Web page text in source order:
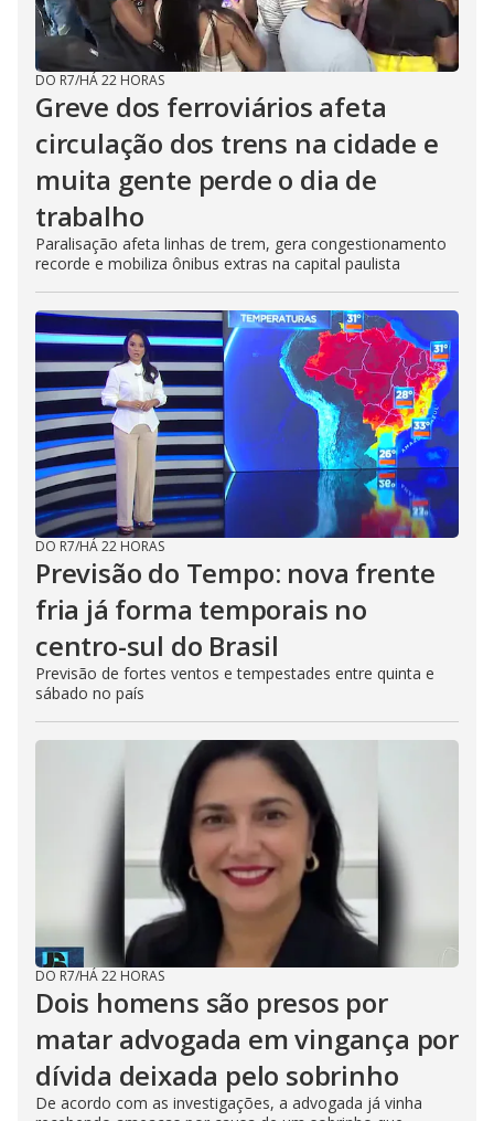
DO R7/HÁ 22 HORAS
Greve dos ferroviários afeta
circulação dos trens na cidade e
muita gente perde o dia de
trabalho
Paralisação afeta linhas de trem, gera congestionamento
recorde e mobiliza ônibus extras na capital paulista
DO R7/HÁ 22 HORAS
Previsão do Tempo: nova frente
fria já forma temporais no
centro-sul do Brasil
Previsão de fortes ventos e tempestades entre quinta e
sábado no país
DO R7/HÁ 22 HORAS
Dois homens são presos por
matar advogada em vingança por
dívida deixada pelo sobrinho
De acordo com as investigações, a advogada já vinha